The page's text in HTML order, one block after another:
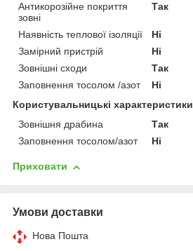
Антикорозійне покриття
зовні
Так
Наявність теплової ізоляції
Ні
Замірний пристрій
Ні
Зовнішні сходи
Так
Заповнення тосолом /азот
Ні
Користувальницькі характеристики
Зовнішня драбина
Так
Заповнення тосолом/азот
Ні
Приховати
Умови доставки
Нова Пошта